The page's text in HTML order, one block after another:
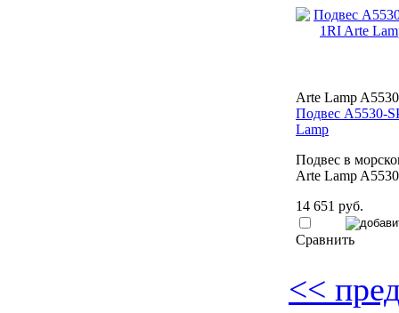
Arte Lamp
Подвес A5530-
Lamp
Подвес в
Arte Lamp
14 651 руб.
Сравнить
<<